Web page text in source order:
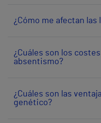
¿Cómo me afectan
¿Cuáles son los
absentismo?
¿Cuáles son las
genético?